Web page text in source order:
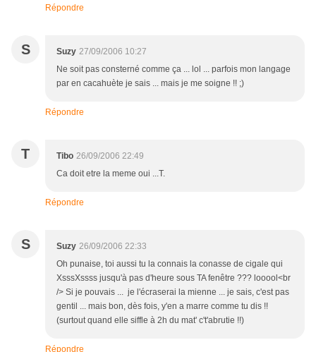
Répondre
S Suzy 27/09/2006 10:27
Ne soit pas consterné comme ça ... lol ... parfois mon langage
par en cacahuète je sais ... mais je me soigne !! ;)
Répondre
T Tibo 26/09/2006 22:49
Ca doit etre la meme oui ...T.
Répondre
S Suzy 26/09/2006 22:33
Oh punaise, toi aussi tu la connais la conasse de cigale qui
XsssXssss jusqu'à pas d'heure sous TA fenêtre ??? looool<br
/> Si je pouvais ... je l'écraserai la mienne ... je sais, c'est pas
gentil ... mais bon, dès fois, y'en a marre comme tu dis !!
(surtout quand elle siffle à 2h du mat' c't'abrutie !!)
Répondre